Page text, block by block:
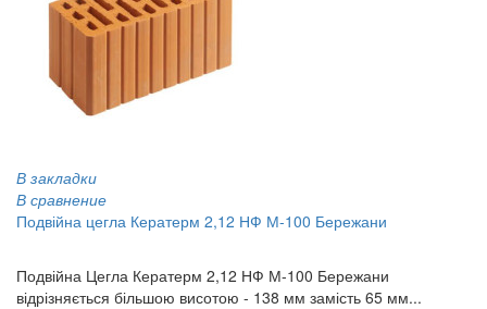
В закладки
В сравнение
Подвійна цегла Кератерм 2,12 НФ М-100 Бережани
Подвійна Цегла Кератерм 2,12 НФ М-100 Бережани
відрізняється більшою висотою - 138 мм замість 65 мм...